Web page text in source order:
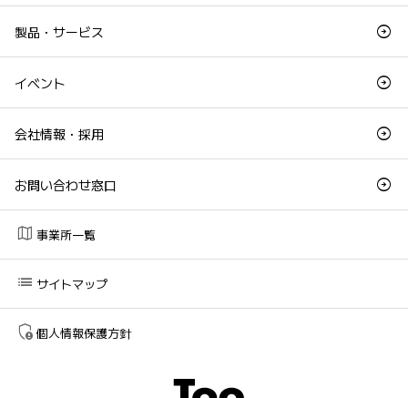
製品・サービス
イベント
会社情報・採用
お問い合わせ窓口
map 事業所一覧
list サイトマップ
admin_panel_settings 個人情報保護方針